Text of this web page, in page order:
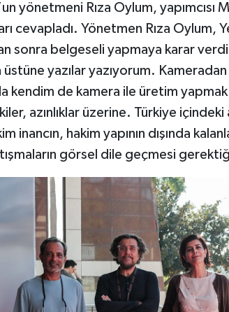
yönetmeni Rıza Oylum, yapımcısı
cevapladı. Yönetmen Rıza Oylum,
sonra belgeseli yapmaya karar
yazılar yazıyorum.
kendim de kamera ile üretim
azınlıklar üzerine. Türkiye içindeki
inancın, hakim yapının dışında
görsel dile geçmesi